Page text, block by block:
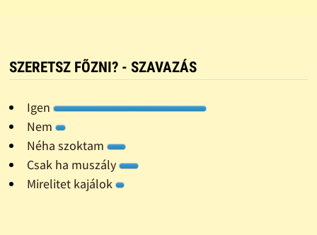
SZERETSZ FÕZNI? - SZAVAZÁS
Igen
Nem
Néha szoktam
Csak ha muszály
Mirelitet kajálok